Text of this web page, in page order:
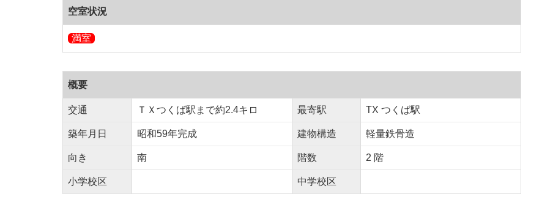
空室状況
満室
概要
交通 ＴＸつくば駅まで約2.4キロ 最寄駅 TX つくば駅
築年月日 昭和59年完成 建物構造 軽量鉄骨造
向き 南 階数 2 階
小学校区 中学校区